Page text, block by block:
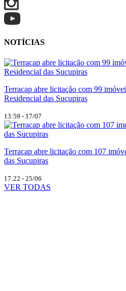
NOTÍCIAS
Terracap abre licitação com 99
Residencial das Sucupiras
13:59 - 17/07
Terracap abre licitação com 107
das Sucupiras
17:22 - 25/06
VER TODAS